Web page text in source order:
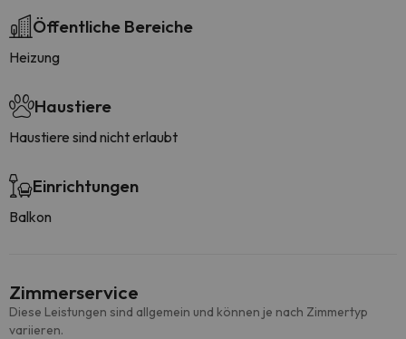
Öffentliche Bereiche
Heizung
Haustiere
Haustiere sind nicht erlaubt
Einrichtungen
Balkon
Zimmerservice
Diese Leistungen sind allgemein und können je nach Zimmertyp
variieren.